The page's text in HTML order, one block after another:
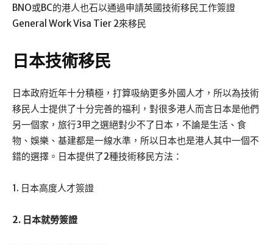
BNO或BC的港人也石以通過申請英國技術移民工作簽證
General Work Visa Tier 2來移民
日本技術移民
日本政府近年十分積極，打算吸納更多外國人才，所以為技術
移民人士提供了十分完善的福利，對很多港人而言日本是他們
另一個家，旅行3甲之選絕對少不了日本，不論是生活、食
物、娛樂、基建都是一線水準，所以日本也是港人其中一個不
錯的選擇。日本提供了2種技術移民方法：
1. 日本高度人才簽證
2. 日本就勞簽證